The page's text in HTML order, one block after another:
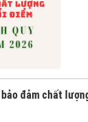
bảo đảm chất